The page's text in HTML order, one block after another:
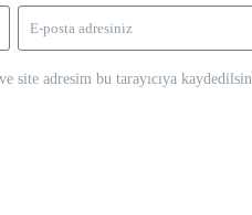
site adresim bu tarayıcıya kaydedilsin.